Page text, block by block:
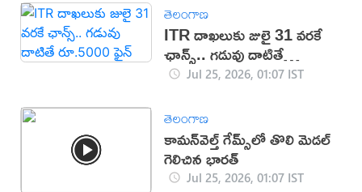
తెలంగాణ
ITR దాఖలుకు జులై 31 వరకే
ఛాన్స్.. గడువు దాటితే
రూ.5000 ఫైన్
Jul 25, 2026, 01:07 IST
తెలంగాణ
కామన్‌వెల్త్ గేమ్స్‌లో తొలి మెడల్
గెలిచిన భారత్
Jul 25, 2026, 01:07 IST